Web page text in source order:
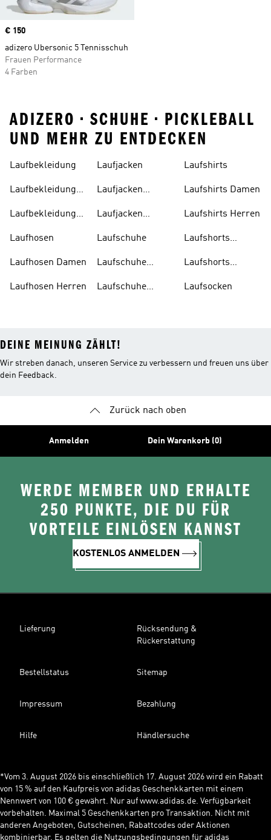
Price
€ 150
adizero Ubersonic 5 Tennisschuh
Frauen Performance
4 Farben
ADIZERO • SCHUHE • PICKLEBALL
UND MEHR ZU ENTDECKEN
Laufbekleidung
Laufbekleidung
Laufbekleidung
Laufhosen
Laufhosen Damen
Laufhosen Herren
Laufjacken
Laufjacken
Laufjacken
Laufschuhe
Laufschuhe
Laufschuhe
Laufshirts
Laufshirts Damen
Laufshirts Herren
Laufshorts
Laufshorts
Laufsocken
DEINE MEINUNG ZÄHLT!
Wir streben danach, unseren Service zu verbessern und freuen uns über
dein Feedback.
Zurück nach oben
Anmelden Dein Warenkorb (0)
WERDE MEMBER UND ERHALTE
250 PUNKTE, DIE DU FÜR
VORTEILE EINLÖSEN KANNST
KOSTENLOS ANMELDEN
Lieferung
Rücksendung &
Rückerstattung
Bestellstatus Sitemap
Impressum Bezahlung
Hilfe Händlersuche
*Vom 3. August 2026 bis einschließlich 17. August 2026 wird ein Rabatt
von 15 % auf den Kaufpreis von adidas Geschenkkarten mit einem
Nennwert von 100 € gewährt. Nur auf www.adidas.de. Verfügbarkeit
vorbehalten. Maximal 5 Geschenkkarten pro Transaktion. Nicht mit
anderen Angeboten, Gutscheinen, Rabattcodes oder Aktionen
kombinierbar. Es gelten die Nutzungsbedingungen für adidas